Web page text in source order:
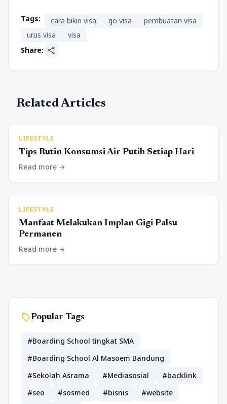
Tags: cara bikin visa go visa
pembuatan visa
urus visa
visa
Share: share
Related Articles
LIFESTYLE
Tips Rutin Konsumsi Air Putih Setiap Hari
Read more arrow_forward
LIFESTYLE
Manfaat Melakukan Implan Gigi Palsu
Permanen
Read more arrow_forward
sellPopular Tags
#Boarding School tingkat SMA
#Boarding School Al Masoem Bandung
#Sekolah Asrama
#Mediasosial
#backlink
#seo
#sosmed #bisnis
#website